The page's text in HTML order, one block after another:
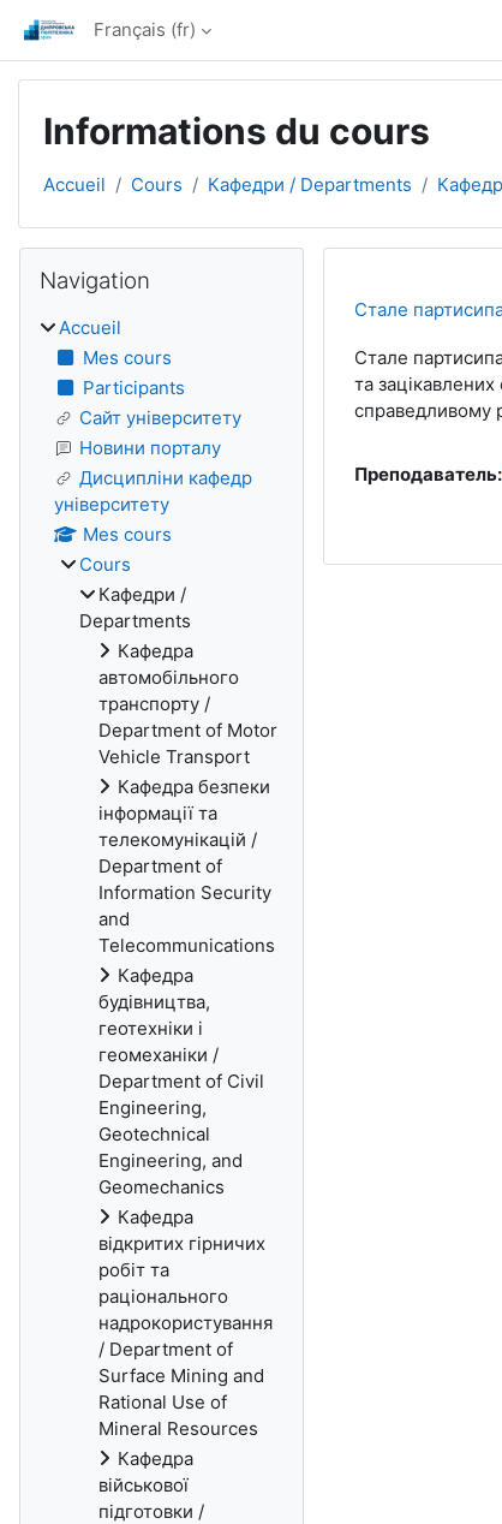
Français ‎(fr)‎
Informations du cours
Accueil Cours Кафедри / Departments
Стале
Стале
та
справедливому
Преподаватель:
Blocs
Navigation
Accueil
Mes cours
Participants
Сайт університету
Новини порталу
Дисципліни кафедр
університету
Mes cours
Cours
Кафедри /
Departments
Кафедра
автомобільного
транспорту /
Department of Motor
Vehicle Transport
Кафедра безпеки
інформації та
телекомунікацій /
Department of
Information Security
and
Telecommunications
Кафедра
будівництва,
геотехніки і
геомеханіки /
Department of Civil
Engineering,
Geotechnical
Engineering, and
Geomechanics
Кафедра
відкритих гірничих
робіт та
раціонального
надрокористування
/ Department of
Surface Mining and
Rational Use of
Mineral Resources
Кафедра
військової
підготовки /